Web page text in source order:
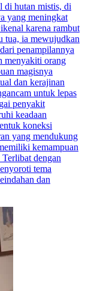
di hutan mistis, di
yang meningkat
karena rambut
tua, ia mewujudkan
penampilannya
menyakiti orang
magisnya
dan kerajinan
untuk lepas
penyakit
keadaan
koneksi
yang mendukung
kemampuan
dengan
tema
dan